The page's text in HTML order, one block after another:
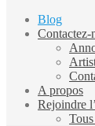
Blog
Contactez-
A propos
Rejoindre